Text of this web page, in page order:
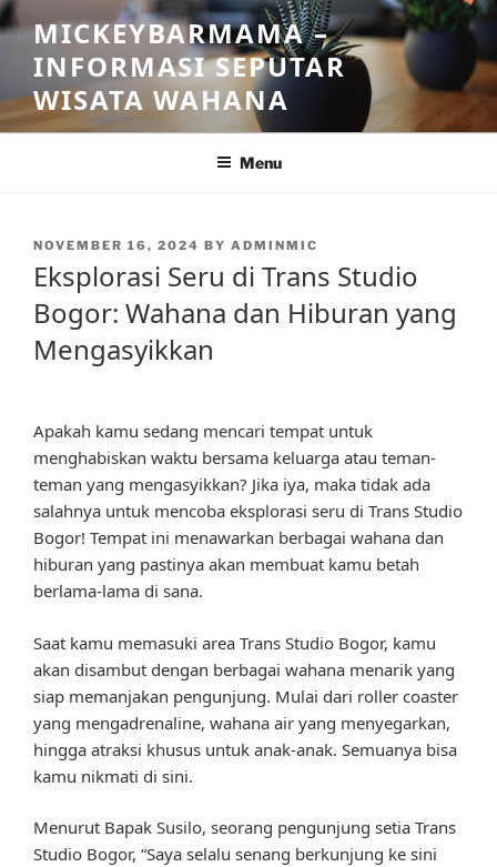
Skip
to
content
MICKEYBARMAMA –
INFORMASI SEPUTAR
WISATA WAHANA
Menu
POSTED
ON
NOVEMBER 16, 2024 BY ADMINMIC
Eksplorasi Seru di Trans Studio
Bogor: Wahana dan Hiburan yang
Mengasyikkan
Apakah kamu sedang mencari tempat untuk
menghabiskan waktu bersama keluarga atau teman-
teman yang mengasyikkan? Jika iya, maka tidak ada
salahnya untuk mencoba eksplorasi seru di Trans Studio
Bogor! Tempat ini menawarkan berbagai wahana dan
hiburan yang pastinya akan membuat kamu betah
berlama-lama di sana.
Saat kamu memasuki area Trans Studio Bogor, kamu
akan disambut dengan berbagai wahana menarik yang
siap memanjakan pengunjung. Mulai dari roller coaster
yang mengadrenaline, wahana air yang menyegarkan,
hingga atraksi khusus untuk anak-anak. Semuanya bisa
kamu nikmati di sini.
Menurut Bapak Susilo, seorang pengunjung setia Trans
Studio Bogor, “Saya selalu senang berkunjung ke sini